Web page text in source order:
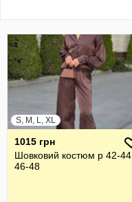
S, M, L, XL
1015 грн
Шовковий костюм р 42-44,
46-48